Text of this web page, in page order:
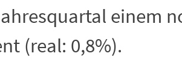
einem
(real: 0,8%).